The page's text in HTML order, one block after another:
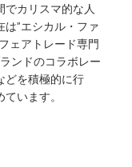
でカリスマ的な人
”エシカル・ファ
ェアトレード専門
ンドのコラボレー
どを積極的に行
います。